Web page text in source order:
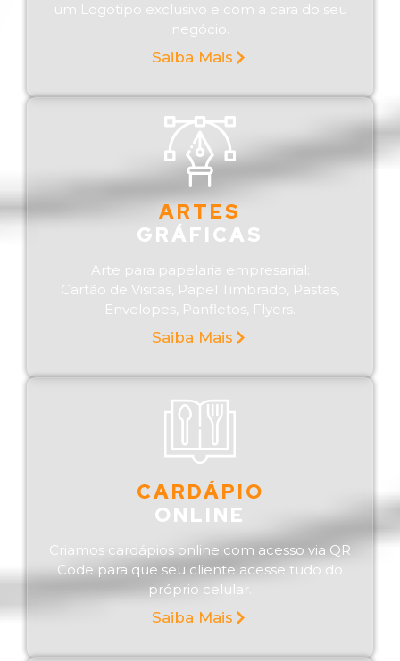
um Logotipo exclusivo e com a cara do seu
negócio.
Saiba Mais
ARTES
GRÁFICAS
Arte para papelaria empresarial:
Cartão de Visitas, Papel Timbrado, Pastas,
Envelopes, Panfletos, Flyers.
Saiba Mais
CARDÁPIO
ONLINE
Criamos cardápios online com acesso via QR
Code para que seu cliente acesse tudo do
próprio celular.
Saiba Mais